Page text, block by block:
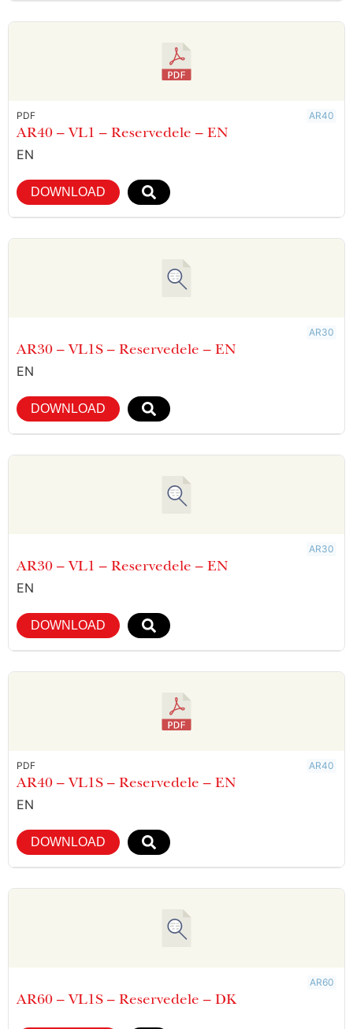
PDF AR40
AR40 – VL1 – Reservedele – EN
EN
DOWNLOAD
AR30
AR30 – VL1S – Reservedele – EN
EN
DOWNLOAD
AR30
AR30 – VL1 – Reservedele – EN
EN
DOWNLOAD
PDF AR40
AR40 – VL1S – Reservedele – EN
EN
DOWNLOAD
AR60
AR60 – VL1S – Reservedele – DK